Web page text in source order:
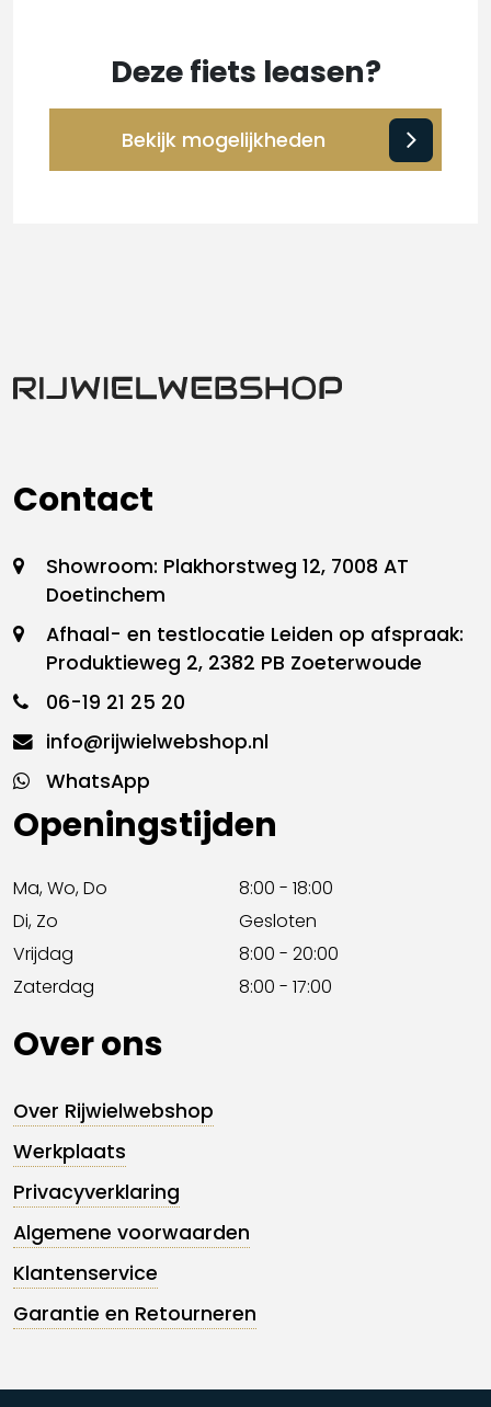
Deze fiets leasen?
Bekijk mogelijkheden
Contact
Showroom: Plakhorstweg 12, 7008 AT
Doetinchem
Afhaal- en testlocatie Leiden op afspraak:
Produktieweg 2, 2382 PB Zoeterwoude
06-19 21 25 20
info@rijwielwebshop.nl
WhatsApp
Openingstijden
Ma, Wo, Do
8:00 - 18:00
Di, Zo
Gesloten
Vrijdag
8:00 - 20:00
Zaterdag
8:00 - 17:00
Over ons
Over Rijwielwebshop
Werkplaats
Privacyverklaring
Algemene voorwaarden
Klantenservice
Garantie en Retourneren